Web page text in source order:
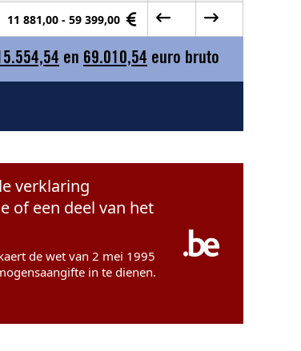
11 881,00 - 59 399,00
en 69.010,54 euro bruto
verklaring
of een deel van het
de wet van 2 mei 1995
in te dienen.